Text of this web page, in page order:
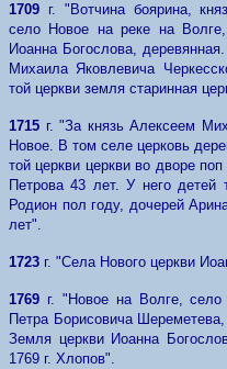
1709 г. "Вотчина боярина,
село Новое на реке на
Иоанна Богослова,
Михаила Яковлевича
той церкви земля старинная
1715 г. "За князь Алексеем
Новое. В том селе церковь
той церкви церкви во дворе
Петрова 43 лет. У него детей
Родион пол году, дочерей
лет".
1723 г. "Села Нового церкви
1769 г. "Новое на Волге, село
Петра Борисовича
Земля церкви Иоанна
1769 г. Хлопов".